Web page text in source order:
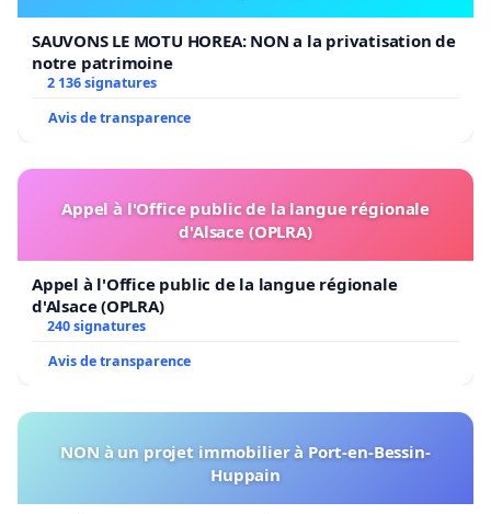
SAUVONS LE MOTU HOREA: NON a la privatisation de
notre patrimoine
2 136 signatures
Avis de transparence
Appel à l'Office public de la langue régionale
d'Alsace (OPLRA)
Appel à l'Office public de la langue régionale
d'Alsace (OPLRA)
240 signatures
Avis de transparence
NON à un projet immobilier à Port-en-Bessin-
Huppain